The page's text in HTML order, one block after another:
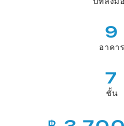
9
อาคาร
7
ชั้น